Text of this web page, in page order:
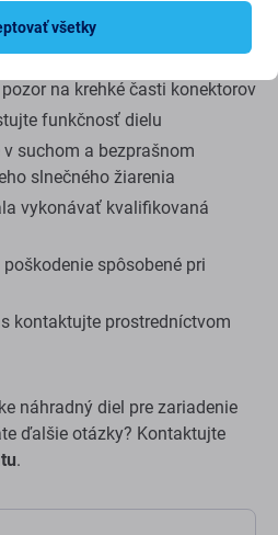
je potrebné špeciálne
v našej ponuke
na krehké časti konektorov
funkčnosť dielu
suchom a bezprašnom
slnečného žiarenia
vykonávať kvalifikovaná
spôsobené pri
kontaktujte prostredníctvom
náhradný diel pre zariadenie
ďalšie otázky? Kontaktujte
.
všetky